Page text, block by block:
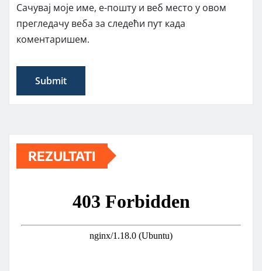
Сачувај моје име, е-пошту и веб место у овом
прегледачу веба за следећи пут када
коментаришем.
REZULTATI